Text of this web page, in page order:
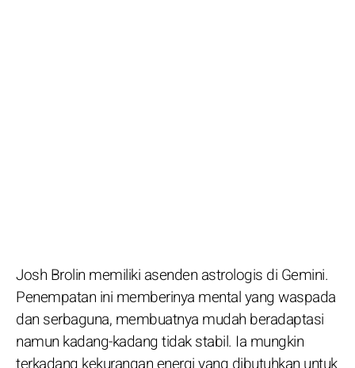
Josh Brolin memiliki asenden astrologis di Gemini.
Penempatan ini memberinya mental yang waspada
dan serbaguna, membuatnya mudah beradaptasi
namun kadang-kadang tidak stabil. Ia mungkin